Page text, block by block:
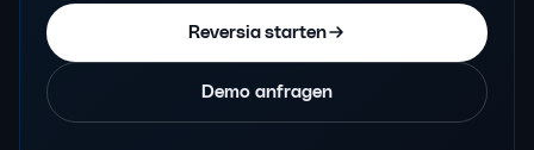
Reversia starten
Demo anfragen